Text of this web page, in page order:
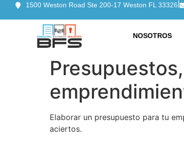
1500 Weston Road Ste 200-17 Weston FL 33326
NOSOTROS
Elaborar un presupuesto para tu
aciertos.